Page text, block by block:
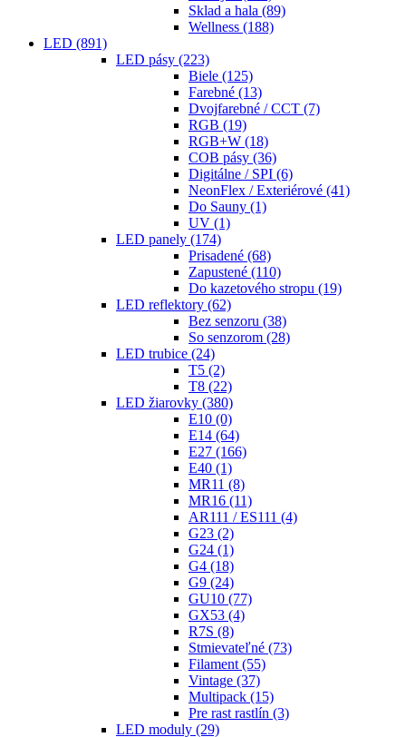
Sklad a hala (89)
Wellness (188)
LED (891)
LED pásy (223)
Biele (125)
Farebné (13)
Dvojfarebné / CCT (7)
RGB (19)
RGB+W (18)
COB pásy (36)
Digitálne / SPI (6)
NeonFlex / Exteriérové (41)
Do Sauny (1)
UV (1)
LED panely (174)
Prisadené (68)
Zapustené (110)
Do kazetového stropu (19)
LED reflektory (62)
Bez senzoru (38)
So senzorom (28)
LED trubice (24)
T5 (2)
T8 (22)
LED žiarovky (380)
E10 (0)
E14 (64)
E27 (166)
E40 (1)
MR11 (8)
MR16 (11)
AR111 / ES111 (4)
G23 (2)
G24 (1)
G4 (18)
G9 (24)
GU10 (77)
GX53 (4)
R7S (8)
Stmievateľné (73)
Filament (55)
Vintage (37)
Multipack (15)
Pre rast rastlín (3)
LED moduly (29)